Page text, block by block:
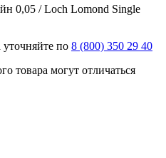
0,05 / Loch Lomond Single
по 8 (800) 350 29 40
товара могут отличаться